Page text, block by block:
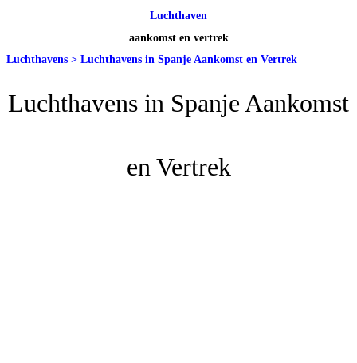
Luchthaven
aankomst en vertrek
Luchthavens > Luchthavens in Spanje Aankomst en Vertrek
Luchthavens in Spanje Aankomst
en Vertrek